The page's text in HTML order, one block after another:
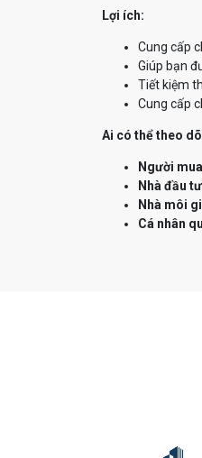
Lợi ích:
Cung cấp
Giúp bạn
Tiết kiệm
Cung cấp
Ai có thể theo
Người
Nhà đầu
Nhà môi
Cá nhân